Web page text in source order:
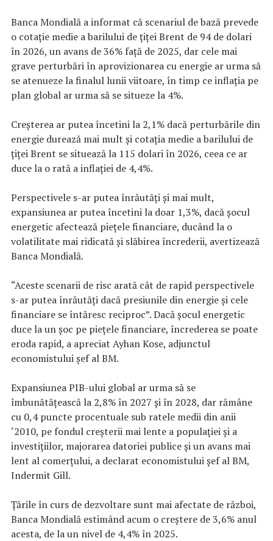
Banca Mondială a informat că scenariul de bază prevede
o cotaţie medie a barilului de ţiţei Brent de 94 de dolari
în 2026, un avans de 36% faţă de 2025, dar cele mai
grave perturbări în aprovizionarea cu energie ar urma să
se atenueze la finalul lunii viitoare, în timp ce inflaţia pe
plan global ar urma să se situeze la 4%.
Creşterea ar putea încetini la 2,1% dacă perturbările din
energie durează mai mult şi cotaţia medie a barilului de
ţiţei Brent se situează la 115 dolari în 2026, ceea ce ar
duce la o rată a inflaţiei de 4,4%.
Perspectivele s-ar putea înrăutăţi şi mai mult,
expansiunea ar putea încetini la doar 1,3%, dacă şocul
energetic afectează pieţele financiare, ducând la o
volatilitate mai ridicată şi slăbirea încrederii, avertizează
Banca Mondială.
“Aceste scenarii de risc arată cât de rapid perspectivele
s-ar putea înrăutăţi dacă presiunile din energie şi cele
financiare se întăresc reciproc”. Dacă şocul energetic
duce la un şoc pe pieţele financiare, încrederea se poate
eroda rapid, a apreciat Ayhan Kose, adjunctul
economistului şef al BM.
Expansiunea PIB-ului global ar urma să se
îmbunătăţească la 2,8% în 2027 şi în 2028, dar rămâne
cu 0,4 puncte procentuale sub ratele medii din anii
‘2010, pe fondul creşterii mai lente a populaţiei şi a
investiţiilor, majorarea datoriei publice şi un avans mai
lent al comerţului, a declarat economistului şef al BM,
Indermit Gill.
Ţările în curs de dezvoltare sunt mai afectate de război,
Banca Mondială estimând acum o creştere de 3,6% anul
acesta, de la un nivel de 4,4% în 2025.